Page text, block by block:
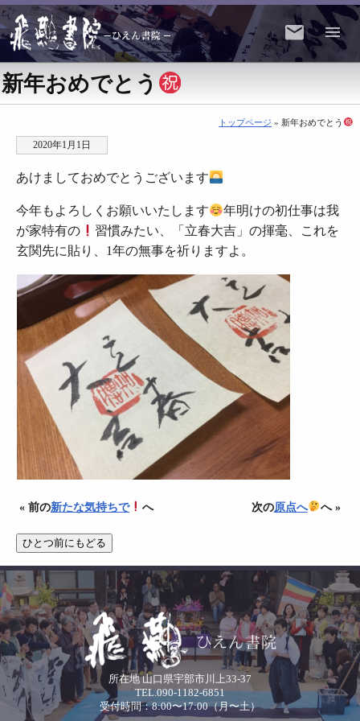
新年おめでとう
トップページ » 新年おめでとう
2020年1月1日
あけましておめでとうございます
今年もよろしくお願いいたします
年明けの初仕事は我
が家特有の
習慣みたい、「立春大吉」の揮毫、これを
玄関先に貼り、1年の無事を祈りますよ。
« 前の新たな気持ちで へ 次の原点へ へ »
所在地 山口県宇部市川上33-37
TEL.090-1182-6851
受付時間：8:00〜17:00（月〜土）